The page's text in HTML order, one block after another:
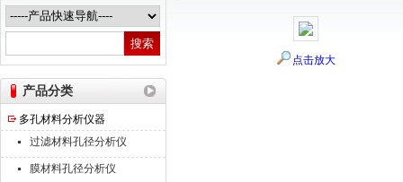
南京高谦功能材料科技有限公司
产品分类
多孔材料分析仪器
过滤材料孔径分析仪
膜材料孔径分析仪
点击放大